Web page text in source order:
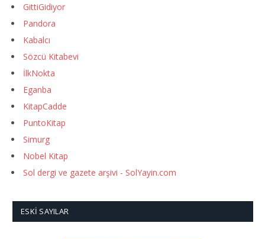
GittiGidiyor
Pandora
Kabalcı
Sözcü Kitabevi
İlkNokta
Eganba
KitapCadde
PuntoKitap
Simurg
Nobel Kitap
Sol dergi ve gazete arşivi - SolYayin.com
ESKI SAYILAR